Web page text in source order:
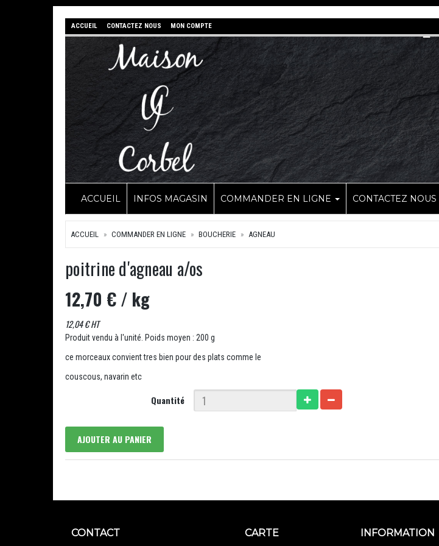
ACCUEIL CONTACTEZ NOUS MON COMPTE
ACCUEIL INFOS MAGASIN COMMANDER EN LIGNE CONTACTEZ NOUS
ACCUEIL COMMANDER EN LIGNE BOUCHERIE AGNEAU
poitrine d'agneau a/os
12,70 €/ kg
12,04 € HT
Produit vendu à l'unité. Poids moyen : 200 g
ce morceaux convient tres bien pour des plats comme le
couscous, navarin etc
Quantité
AJOUTER AU PANIER
CONTACT CARTE INFORMATION